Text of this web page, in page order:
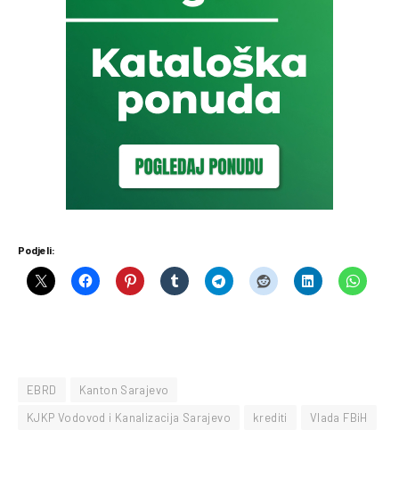
Podjeli:
EBRD
Kanton Sarajevo
KJKP Vodovod i Kanalizacija Sarajevo
krediti Vlada FBiH